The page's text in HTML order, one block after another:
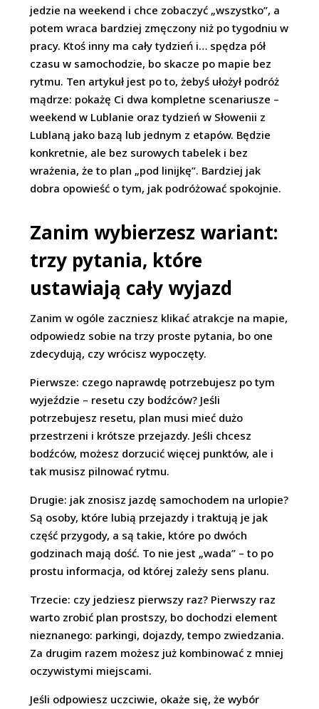
jedzie na weekend i chce zobaczyć „wszystko”, a
potem wraca bardziej zmęczony niż po tygodniu w
pracy. Ktoś inny ma cały tydzień i… spędza pół
czasu w samochodzie, bo skacze po mapie bez
rytmu. Ten artykuł jest po to, żebyś ułożył podróż
mądrze: pokażę Ci dwa kompletne scenariusze –
weekend w Lublanie oraz tydzień w Słowenii z
Lublaną jako bazą lub jednym z etapów. Będzie
konkretnie, ale bez surowych tabelek i bez
wrażenia, że to plan „pod linijkę”. Bardziej jak
dobra opowieść o tym, jak podróżować spokojnie.
Zanim wybierzesz wariant:
trzy pytania, które
ustawiają cały wyjazd
Zanim w ogóle zaczniesz klikać atrakcje na mapie,
odpowiedz sobie na trzy proste pytania, bo one
zdecydują, czy wrócisz wypoczęty.
Pierwsze: czego naprawdę potrzebujesz po tym
wyjeździe – resetu czy bodźców? Jeśli
potrzebujesz resetu, plan musi mieć dużo
przestrzeni i krótsze przejazdy. Jeśli chcesz
bodźców, możesz dorzucić więcej punktów, ale i
tak musisz pilnować rytmu.
Drugie: jak znosisz jazdę samochodem na urlopie?
Są osoby, które lubią przejazdy i traktują je jak
część przygody, a są takie, które po dwóch
godzinach mają dość. To nie jest „wada” – to po
prostu informacja, od której zależy sens planu.
Trzecie: czy jedziesz pierwszy raz? Pierwszy raz
warto zrobić plan prostszy, bo dochodzi element
nieznanego: parkingi, dojazdy, tempo zwiedzania.
Za drugim razem możesz już kombinować z mniej
oczywistymi miejscami.
Jeśli odpowiesz uczciwie, okaże się, że wybór